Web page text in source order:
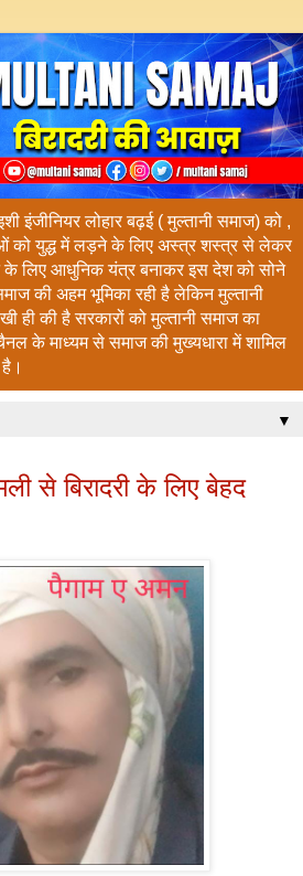
इंजीनियर लोहार बढ़ई ( मुल्तानी समाज) को ,
को युद्ध में लड़ने के लिए अस्त्र शस्त्र से लेकर
लिए आधुनिक यंत्र बनाकर इस देश को सोने
की अहम भूमिका रही है लेकिन मुल्तानी
ही की है सरकारों को मुल्तानी समाज का
के माध्यम से समाज की मुख्यधारा में शामिल
▼
से बिरादरी के लिए बेहद